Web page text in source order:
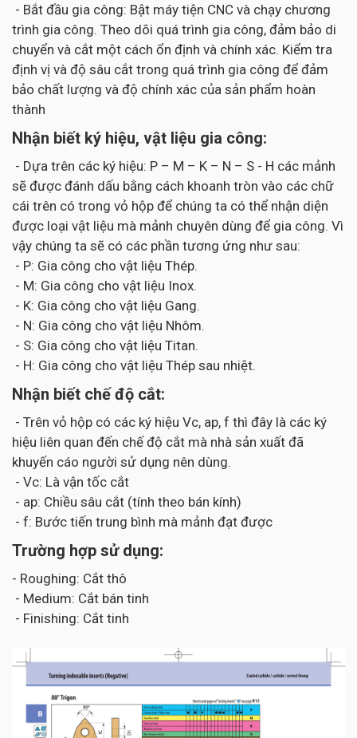
- Bắt đầu gia công: Bật máy tiện CNC và chạy chương
trình gia công. Theo dõi quá trình gia công, đảm bảo di
chuyển và cắt một cách ổn định và chính xác. Kiểm tra
định vị và độ sâu cắt trong quá trình gia công để đảm
bảo chất lượng và độ chính xác của sản phẩm hoàn
thành
Nhận biết ký hiệu, vật liệu gia công:
- Dựa trên các ký hiệu: P – M – K – N – S - H các mảnh
sẽ được đánh dấu bằng cách khoanh tròn vào các chữ
cái trên có trong vỏ hộp để chúng ta có thể nhận diện
được loại vật liệu mà mảnh chuyên dùng để gia công. Vì
vậy chúng ta sẽ có các phần tương ứng như sau:
- P: Gia công cho vật liệu Thép.
- M: Gia công cho vật liệu Inox.
- K: Gia công cho vật liệu Gang.
- N: Gia công cho vật liệu Nhôm.
- S: Gia công cho vật liệu Titan.
- H: Gia công cho vật liệu Thép sau nhiệt.
Nhận biết chế độ cắt:
- Trên vỏ hộp có các ký hiệu Vc, ap, f thì đây là các ký
hiệu liên quan đến chế độ cắt mà nhà sản xuất đã
khuyến cáo người sử dụng nên dùng.
- Vc: Là vận tốc cắt
- ap: Chiều sâu cắt (tính theo bán kính)
- f: Bước tiến trung bình mà mảnh đạt được
Trường hợp sử dụng:
- Roughing: Cắt thô
- Medium: Cắt bán tinh
- Finishing: Cắt tinh